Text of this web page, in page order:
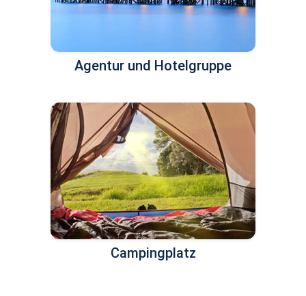
Agentur und Hotelgruppe
Campingplatz